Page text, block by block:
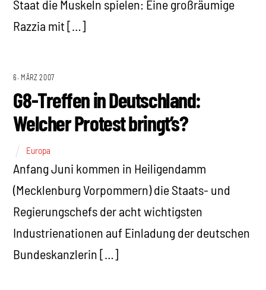
Staat die Muskeln spielen: Eine großräumige
Razzia mit […]
6. MÄRZ 2007
G8-Treffen in Deutschland:
Welcher Protest bringt’s?
Europa
Anfang Juni kommen in Heiligendamm
(Mecklenburg Vorpommern) die Staats- und
Regierungschefs der acht wichtigsten
Industrienationen auf Einladung der deutschen
Bundeskanzlerin […]